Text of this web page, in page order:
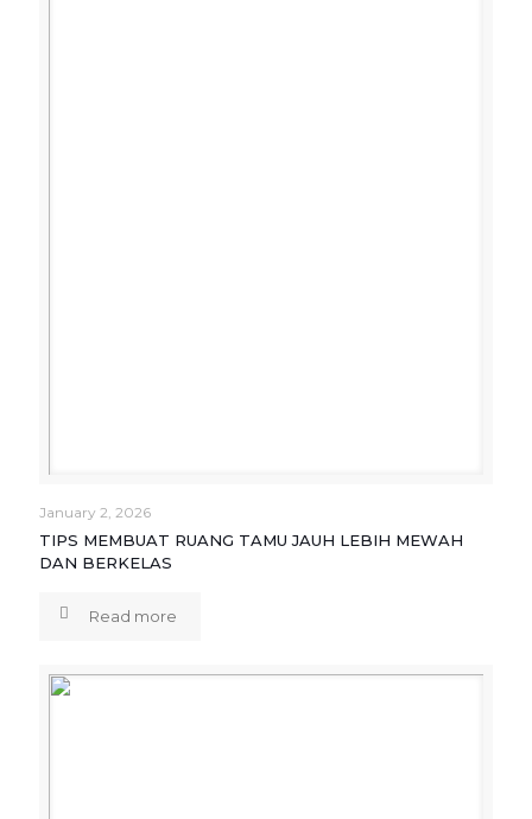
January 2, 2026
TIPS MEMBUAT RUANG TAMU JAUH LEBIH MEWAH
DAN BERKELAS
Read more